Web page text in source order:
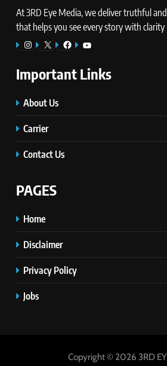
At 3RD Eye Media, we deliver truthful
that helps you see every story with clarity
Instagram
X Facebook
YouTube
Important Links
About Us
Carrier
Contact Us
PAGES
Home
Disclaimer
Privacy Policy
Jobs
Copyright © 2026 3RD